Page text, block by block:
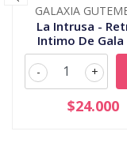
GALAXIA
La Intrusa -
Intimo De Gala
+
-
$24.000